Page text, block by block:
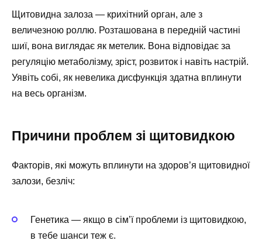
Щитовидна залоза — крихітний орган, але з
величезною роллю. Розташована в передній частині
шиї, вона виглядає як метелик. Вона відповідає за
регуляцію метаболізму, зріст, розвиток і навіть настрій.
Уявіть собі, як невелика дисфункція здатна вплинути
на весь організм.
Причини проблем зі щитовидкою
Факторів, які можуть вплинути на здоров’я щитовидної
залози, безліч:
Генетика — якщо в сім’ї проблеми із щитовидкою,
в тебе шанси теж є.